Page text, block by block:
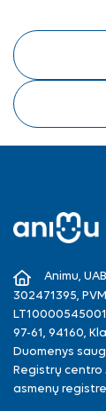
Animu,
302471395,
97-61, 94160,
Duomenys
Registrų centro
asmenų